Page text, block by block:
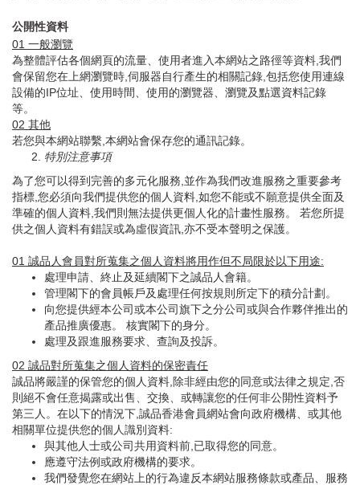
公開性資料
01 一般瀏覽
為整體評估各個網頁的流量、使用者進入本網站之路徑等資料,我們
會保留您在上網瀏覽時,伺服器自行產生的相關記錄,包括您使用連線
設備的IP位址、使用時間、使用的瀏覽器、瀏覽及點選資料記錄
等。
02 其他
若您與本網站聯繫,本網站會保存您的通訊記錄。
特別注意事項
為了您可以得到完善的多元化服務,並作為我們改進服務之重要參考
指標,您必須向我們提供您的個人資料,如您不能或不願意提供全面及
準確的個人資料,我們則無法提供更個人化的計畫性服務。 若您所提
供之個人資料有錯誤或為虛假資訊,亦不受本聲明之保護。
01 誠品人會員對所蒐集之個人資料將用作但不局限於以下用途:
處理申請、終止及延續閣下之誠品人會籍。
管理閣下的會員帳戶及處理任何按規則所定下的積分計劃。
向您提供經本公司或本公司旗下之分公司或與合作夥伴推出的
產品推廣優惠。 核實閣下的身分。
處理及跟進服務要求、查詢及投訴。
02 誠品對所蒐集之個人資料的保密責任
誠品將嚴謹的保管您的個人資料,除非經由您的同意或法律之規定,否
則絕不會任意揭露或出售、交換、或轉讓您的任何非公開性資料予
第三人。在以下的情況下,誠品香港會員網站會向政府機構、或其他
相關單位提供您的個人識別資料:
與其他人士或公司共用資料前,已取得您的同意。
應遵守法例或政府機構的要求。
我們發覺您在網站上的行為違反本網站服務條款或產品、服務